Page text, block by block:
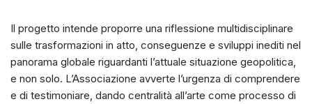
Il progetto intende proporre una riflessione multidisciplinare
sulle trasformazioni in atto, conseguenze e sviluppi inediti nel
panorama globale riguardanti l’attuale situazione geopolitica,
e non solo. L’Associazione avverte l’urgenza di comprendere
e di testimoniare, dando centralità all’arte come processo di